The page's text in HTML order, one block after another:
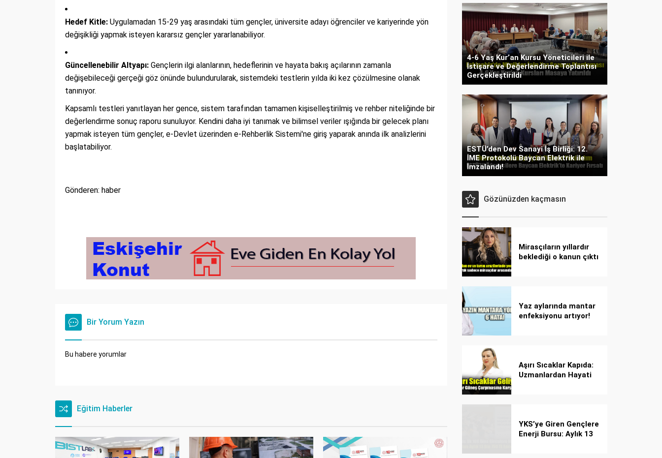
Hedef Kitle: Uygulamadan 15-29 yaş arasındaki tüm gençler, üniversite adayı öğrenciler ve kariyerinde yön
değişikliği yapmak isteyen kararsız gençler yararlanabiliyor.
Güncellenebilir Altyapı: Gençlerin ilgi alanlarının, hedeflerinin ve hayata bakış açılarının zamanla
değişebileceği gerçeği göz önünde bulundurularak, sistemdeki testlerin yılda iki kez çözülmesine olanak
tanınıyor.
Kapsamlı testleri yanıtlayan her gence, sistem tarafından tamamen kişiselleştirilmiş ve rehber niteliğinde bir
değerlendirme sonuç raporu sunuluyor. Kendini daha iyi tanımak ve bilimsel veriler ışığında bir gelecek planı
yapmak isteyen tüm gençler, e-Devlet üzerinden e-Rehberlik Sistemi'ne giriş yaparak anında ilk analizlerini
başlatabiliyor.
Gönderen: haber
Bir Yorum Yazın
Bu habere yorumlar
Eğitim Haberler
4-6 Yaş Kur’an Kursu Yöneticileri ile
İstişare ve Değerlendirme Toplantısı
Gerçekleştirildi
ESTÜ’den Dev Sanayi İş Birliği: 12.
İME Protokolü Baycan Elektrik ile
İmzalandı!
Gözünüzden kaçmasın
Mirasçıların yıllardır
beklediği o kanun çıktı
Yaz aylarında mantar
enfeksiyonu artıyor!
Aşırı Sıcaklar Kapıda:
Uzmanlardan Hayati
YKS’ye Giren Gençlere
Enerji Bursu: Aylık 13